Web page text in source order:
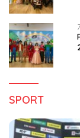
SPORT